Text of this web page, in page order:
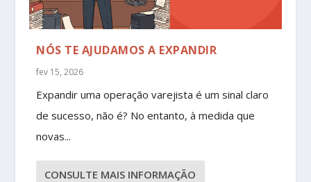
NÓS TE AJUDAMOS A EXPANDIR
fev 15, 2026
Expandir uma operação varejista é um sinal claro
de sucesso, não é? No entanto, à medida que
novas...
CONSULTE MAIS INFORMAÇÃO